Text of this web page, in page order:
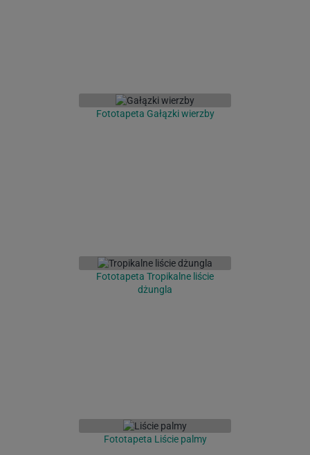
Fototapeta Gałązki wierzby
Fototapeta Tropikalne liście
dżungla
Fototapeta Liście palmy